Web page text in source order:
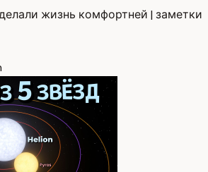
жизнь комфортней | заметки